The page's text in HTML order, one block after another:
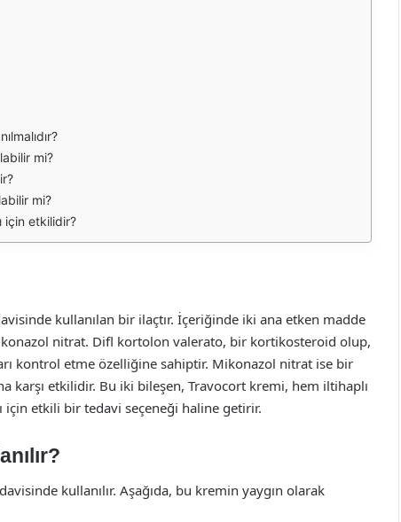
mi?
mi?
için etkilidir?
kullanılan bir ilaçtır. İçeriğinde iki ana etken madde
nitrat. Difl kortolon valerato, bir kortikosteroid olup,
kontrol etme özelliğine sahiptir. Mikonazol nitrat ise bir
karşı etkilidir. Bu iki bileşen, Travocort kremi, hem iltihaplı
etkili bir tedavi seçeneği haline getirir.
kullanılır. Aşağıda, bu kremin yaygın olarak